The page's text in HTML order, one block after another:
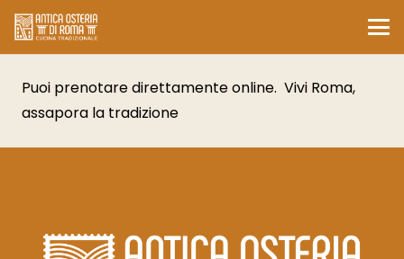
Puoi prenotare direttamente online. Vivi Roma,
assapora la tradizione